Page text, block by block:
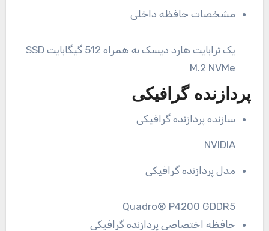
مشخصات حافظه داخلی
یک ترابایت هارد دیسک به همراه 512 گیگابایت SSD
M.2 NVMe
پردازنده گرافیکی
سازنده پردازنده گرافیکی
NVIDIA
مدل پردازنده گرافیکی
Quadro® P4200 GDDR5
حافظه اختصاصی پردازنده گرافیکی